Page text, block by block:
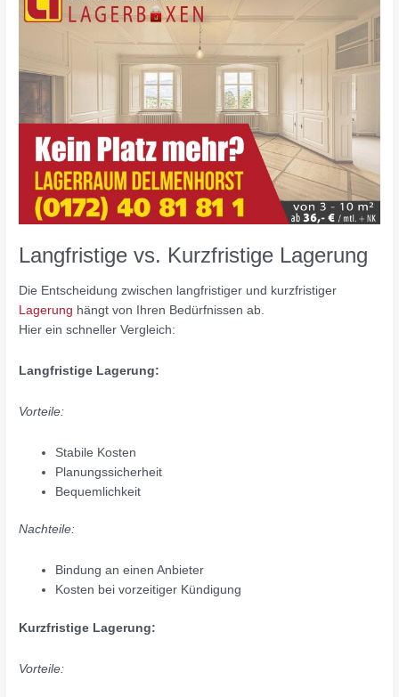
Langfristige vs. Kurzfristige Lagerung
Die Entscheidung zwischen langfristiger und kurzfristiger
Lagerung hängt von Ihren Bedürfnissen ab.
Hier ein schneller Vergleich:
Langfristige Lagerung:
Vorteile:
Stabile Kosten
Planungssicherheit
Bequemlichkeit
Nachteile:
Bindung an einen Anbieter
Kosten bei vorzeitiger Kündigung
Kurzfristige Lagerung:
Vorteile:
vs.
Kurzfristige